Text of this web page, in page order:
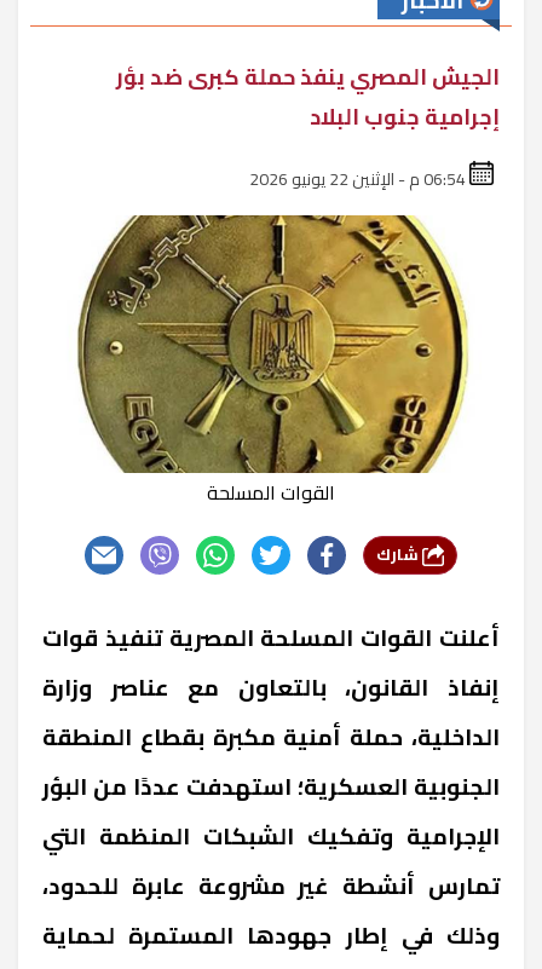
الجيش المصري ينفذ حملة كبرى ضد بؤر
إجرامية جنوب البلاد
القوات المسلحة
أعلنت القوات المسلحة المصرية تنفيذ قوات
إنفاذ القانون، بالتعاون مع عناصر وزارة
الداخلية، حملة أمنية مكبرة بقطاع المنطقة
الجنوبية العسكرية؛ استهدفت عددًا من البؤر
الإجرامية وتفكيك الشبكات المنظمة التي
تمارس أنشطة غير مشروعة عابرة للحدود،
وذلك في إطار جهودها المستمرة لحماية